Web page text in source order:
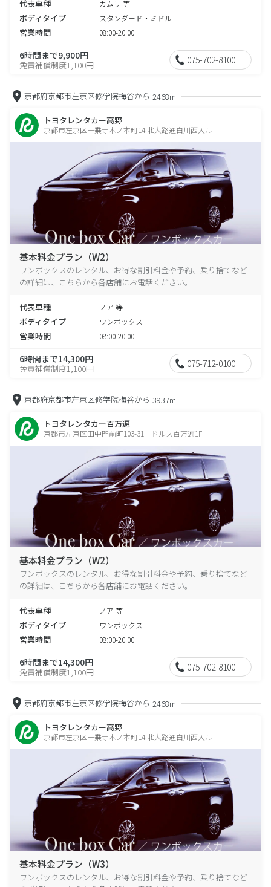
代表車種 カムリ 等
ボディタイプ スタンダード・ミドル
営業時間 08:00-20:00
6時間まで9,900円
免責補償制度1,100円 075-702-8100
京都府京都市左京区修学院梅谷から 2468m
トヨタレンタカー高野
京都市左京区一乗寺木ノ本町14 北大路通白川西入ル
基本料金プラン（W2）
ワンボックスのレンタル、お得な割引料金や予約、乗り捨てなど
の詳細は、こちらから各店舗にお電話ください。
代表車種 ノア 等
ボディタイプ ワンボックス
営業時間 08:00-20:00
6時間まで14,300円
免責補償制度1,100円 075-712-0100
京都府京都市左京区修学院梅谷から 3937m
トヨタレンタカー百万遍
京都市左京区田中門前町103-31 ドルス百万遍1F
基本料金プラン（W2）
ワンボックスのレンタル、お得な割引料金や予約、乗り捨てなど
の詳細は、こちらから各店舗にお電話ください。
代表車種 ノア 等
ボディタイプ ワンボックス
営業時間 08:00-20:00
6時間まで14,300円
免責補償制度1,100円 075-702-8100
京都府京都市左京区修学院梅谷から 2468m
トヨタレンタカー高野
京都市左京区一乗寺木ノ本町14 北大路通白川西入ル
基本料金プラン（W3）
ワンボックスのレンタル、お得な割引料金や予約、乗り捨てなど